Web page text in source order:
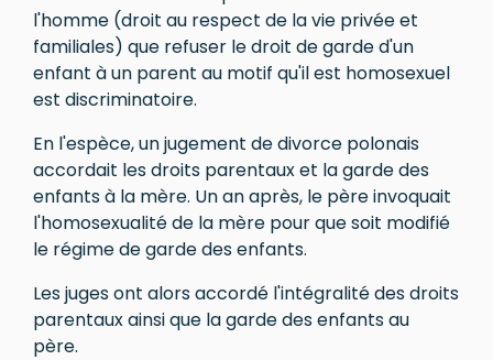
l'homme (droit au respect de la vie privée et
familiales) que refuser le droit de garde d'un
enfant à un parent au motif qu'il est homosexuel
est discriminatoire.
En l'espèce, un jugement de divorce polonais
accordait les droits parentaux et la garde des
enfants à la mère. Un an après, le père invoquait
l'homosexualité de la mère pour que soit modifié
le régime de garde des enfants.
Les juges ont alors accordé l'intégralité des droits
parentaux ainsi que la garde des enfants au
père.